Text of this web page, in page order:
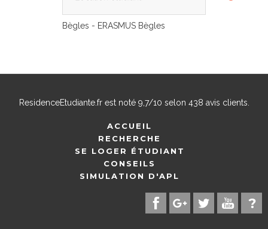
Bègles - ERASMUS Bègles
ResidenceEtudiante.frest noté 9,7/10 selon 438 avis clients.
ACCUEIL
RECHERCHE
SE LOGER ÉTUDIANT
CONSEILS
SIMULATION D'APL